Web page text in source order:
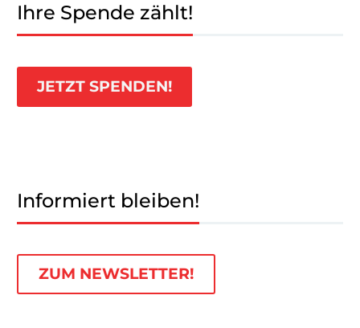
Ihre Spende zählt!
JETZT SPENDEN!
Informiert bleiben!
ZUM NEWSLETTER!